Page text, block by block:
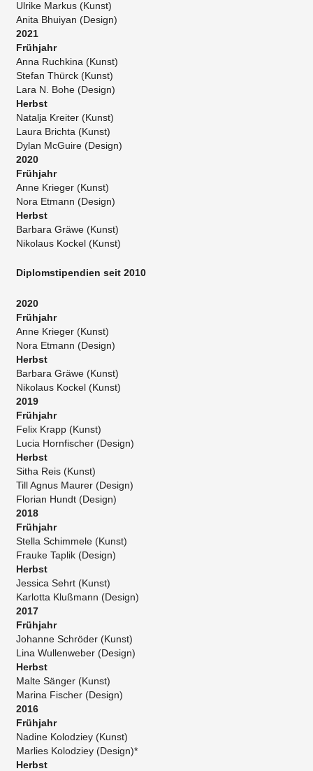
Ulrike Markus (Kunst)
Anita Bhuiyan (Design)
2021
Frühjahr
Anna Ruchkina (Kunst)
Stefan Thürck (Kunst)
Lara N. Bohe (Design)
Herbst
Natalja Kreiter (Kunst)
Laura Brichta (Kunst)
Dylan McGuire (Design)
2020
Frühjahr
Anne Krieger (Kunst)
Nora Etmann (Design)
Herbst
Barbara Gräwe (Kunst)
Nikolaus Kockel (Kunst)
Diplomstipendien seit 2010
2020
Frühjahr
Anne Krieger (Kunst)
Nora Etmann (Design)
Herbst
Barbara Gräwe (Kunst)
Nikolaus Kockel (Kunst)
2019
Frühjahr
Felix Krapp (Kunst)
Lucia Hornfischer (Design)
Herbst
Sitha Reis (Kunst)
​Till Agnus Maurer (Design)
​Florian Hundt (Design)
2018
Frühjahr
Stella Schimmele (Kunst)
Frauke Taplik (Design)
Herbst
Jessica Sehrt (Kunst)
Karlotta Klußmann (Design)
2017
Frühjahr
Johanne Schröder (Kunst)
Lina Wullenweber (Design)
Herbst
Malte Sänger (Kunst)
Marina Fischer (Design)
2016
Frühjahr
Nadine Kolodziey (Kunst)
Marlies Kolodziey (Design)*
Herbst